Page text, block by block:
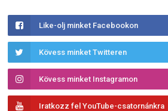
Like-olj minket Facebookon
Kövess minket Twitteren
Kövess minket Instagramon
Iratkozz fel YouTube-csatornánkra